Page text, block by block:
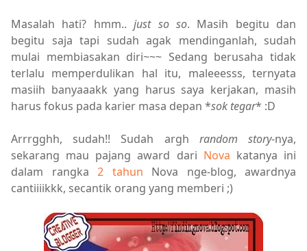
Masalah hati? hmm..just so so. Masih begitu dan
begitu saja tapi sudah agak mendinganlah, sudah
mulai membiasakan diri~~~ Sedang berusaha tidak
terlalu memperdulikan hal itu, maleeesss, ternyata
masiih banyaaakk yang harus saya kerjakan, masih
harus fokus pada karier masa depan *sok tegar* :D
Arrrgghh, sudah!! Sudah argh random story-nya,
sekarang mau pajang award dari Nova katanya ini
dalam rangka 2 tahun Nova nge-blog, awardnya
cantiiiikkk, secantik orang yang memberi ;)